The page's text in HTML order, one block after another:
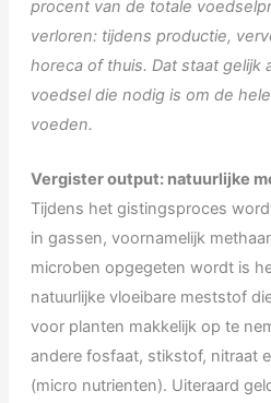
procent van de totale
verloren: tijdens productie,
horeca of thuis. Dat staat gelijk
voedsel die nodig is om de
voeden.
Vergister output: natuurlijke
Tijdens het gistingsproces
in gassen, voornamelijk
microben opgegeten wordt is
natuurlijke vloeibare meststof
voor planten makkelijk op te
andere fosfaat, stikstof, nitraat
(micro nutrienten). Uiteraard